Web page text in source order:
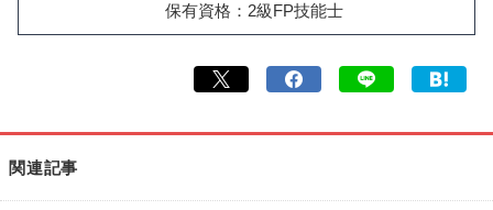
保有資格：2級FP技能士
関連記事